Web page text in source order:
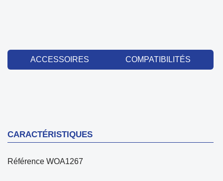
ACCESSOIRES COMPATIBILITÉS
CARACTÉRISTIQUES
Référence WOA1267